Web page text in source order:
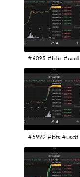
#6095 #btc #usdt
#5992 #bts #usdt